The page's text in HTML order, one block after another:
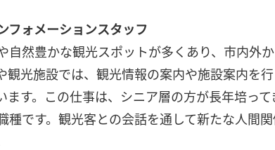
フォメーションスタッフ
自然豊かな観光スポットが多くあり、市内外
観光施設では、観光情報の案内や施設案内を
ます。この仕事は、シニア層の方が長年培っ
種です。観光客との会話を通して新たな人間